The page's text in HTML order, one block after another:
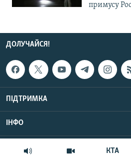
КТА
примусу
ДОЛУЧАЙСЯ!
ПІДТРИМКА
ІНФО
© Крим.Реалії,